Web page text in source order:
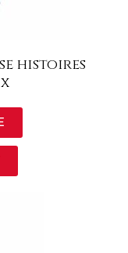
histoires